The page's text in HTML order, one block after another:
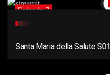
Epizoda 7
Santa Maria della Salute